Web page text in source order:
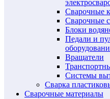
Сварочные
Сварочные
Блоки
Педали и
Вращатели
Системы
Сварка
Сварочные материалы